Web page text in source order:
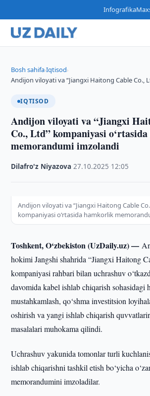
Infografika
Bosh sahifa›Iqtisod›
Andijon viloyati va “Jiangxi Haitong Cable Co.,
IQTISOD
Andijon viloyati va “Jiangxi
Co., Ltd” kompaniyasi
memorandumi imzolandi
Dilafro'z Niyazova ·27.10.2025 12:05
Andijon viloyati va “Jiangxi Haitong Cable
kompaniyasi o‘rtasida hamkorlik
Toshkent, O‘zbekiston (UzDaily.uz) —
hokimi Jangshi shahrida “Jiangxi Haitong
kompaniyasi rahbari bilan uchrashuv
davomida kabel ishlab chiqarish sohasidagi
mustahkamlash, qo‘shma investitsion
oshirish va yangi ishlab chiqarish
masalalari muhokama qilindi.
Uchrashuv yakunida tomonlar turli
ishlab chiqarishni tashkil etish bo‘yicha
memorandumini imzoladilar.